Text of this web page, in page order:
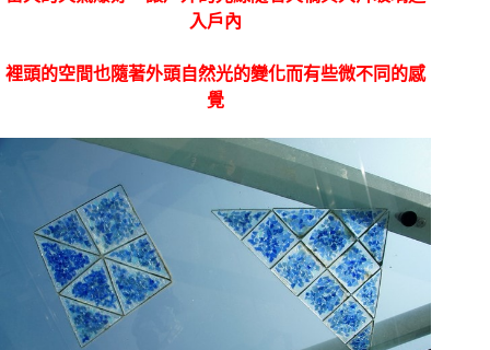
入戶內
裡頭的空間也隨著外頭自然光的變化而有些微不同的感
覺